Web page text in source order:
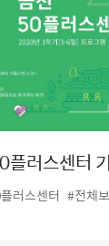
플러스센터
) 프로그램
러스센터 #전체